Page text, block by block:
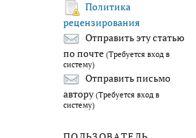
Политика
рецензирования
Отправить эту статью
по почте (Требуется вход в
систему)
Отправить письмо
автору (Требуется вход в
систему)